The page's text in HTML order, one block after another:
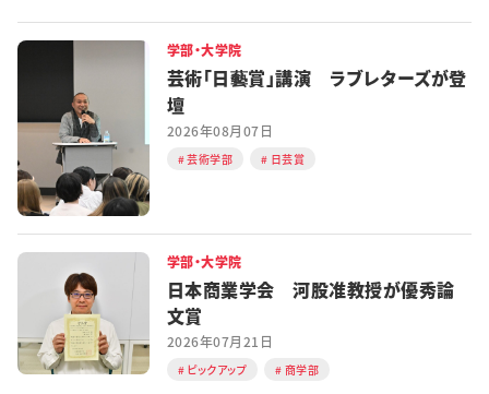
学部・大学院
芸術「日藝賞」講演 ラブレターズが登
壇
2026年08月07日
芸術学部 日芸賞
学部・大学院
日本商業学会 河股准教授が優秀論
文賞
2026年07月21日
ピックアップ 商学部